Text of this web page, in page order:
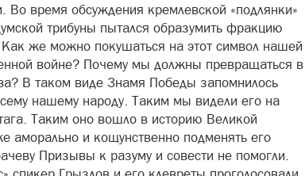
Во время обсуждения кремлевской «подлянки»
трибуны пытался образумить фракцию
же можно покушаться на этот символ нашей
войне? Почему мы должны превращаться в
В таком виде Знамя Победы запомнилось
нашему народу. Таким мы видели его на
Таким оно вошло в историю Великой
аморально и кощунственно подменять его
Призывы к разуму и совести не помогли.